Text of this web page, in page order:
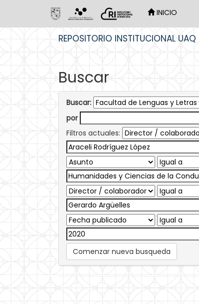
INICIO
REPOSITORIO INSTITUCIONAL UAQ
Buscar
Buscar:
por
Filtros actuales:
Comenzar nueva busqueda